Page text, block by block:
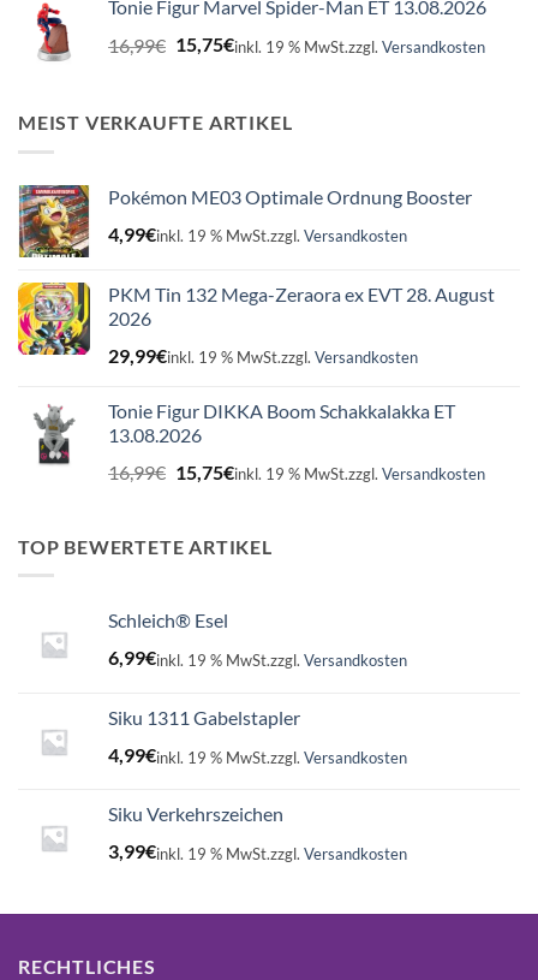
16,99€15,75€.
Tonie Figur Marvel Spider-Man ET 13.08.2026
16,99€ Ursprünglicher
16,99€
15,75€Aktueller
15,75€.
inkl. 19 % MwSt.zzgl. Versandkosten
MEIST VERKAUFTE ARTIKEL
Pokémon ME03 Optimale Ordnung Booster
4,99€inkl. 19 % MwSt.zzgl. Versandkosten
PKM Tin 132 Mega-Zeraora ex EVT 28. August
2026
29,99€inkl. 19 % MwSt.zzgl. Versandkosten
Tonie Figur DIKKA Boom Schakkalakka ET
13.08.2026
16,99€ Ursprünglicher
Preis
16,99€
15,75€Aktueller
15,75€.
inkl. 19 % MwSt.zzgl. Versandkosten
TOP BEWERTETE ARTIKEL
Schleich® Esel
6,99€inkl. 19 % MwSt.zzgl. Versandkosten
Siku 1311 Gabelstapler
4,99€inkl. 19 % MwSt.zzgl. Versandkosten
Siku Verkehrszeichen
3,99€inkl. 19 % MwSt.zzgl. Versandkosten
RECHTLICHES